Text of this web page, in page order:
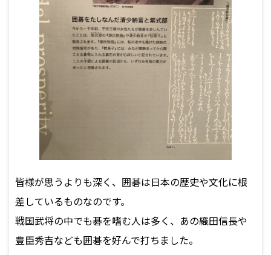
皆様が思うよりも深く、囲碁は日本の歴史や文化に根
差しているものなのです。
戦国武将の中でも碁を嗜む人は多く、あの織田信長や
豊臣秀吉なども囲碁を好んで打ちました。